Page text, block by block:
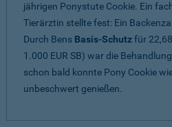
jährigen Ponystute Cookie. Ein
Tierärztin stellte fest: Ein
Durch Bens Basis-Schutzfür
1.000 EUR SB) war die
schon bald konnte Pony Cookie
unbeschwert genießen.